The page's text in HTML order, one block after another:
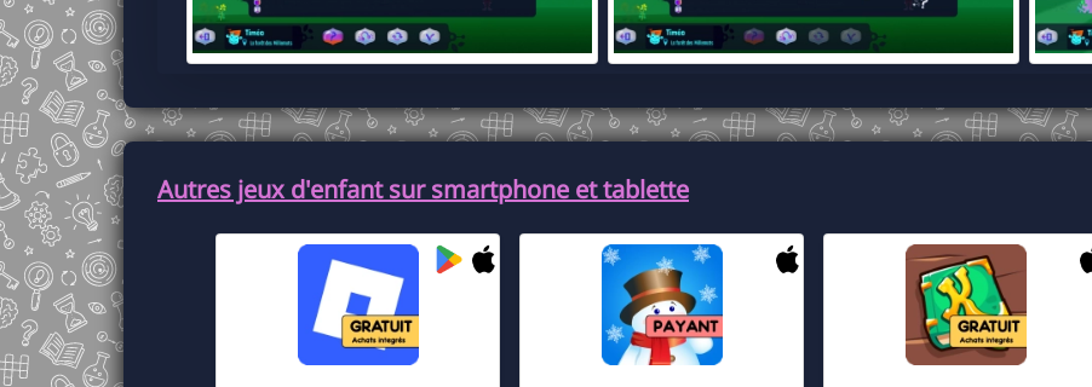
Autres jeux d'enfant sur smartphone et tablette